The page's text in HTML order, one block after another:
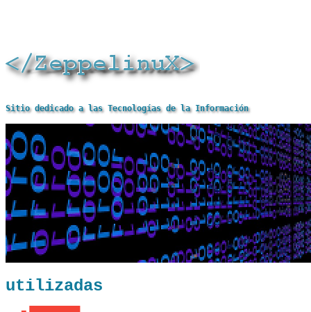
Sitio dedicado a las Tecnologías de la Información
utilizadas